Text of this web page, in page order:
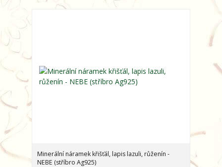
Minerální náramek křišťál, lapis lazuli, růženín -
NEBE (stříbro Ag925)